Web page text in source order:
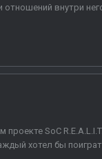
внутри
SoC
хотел бы